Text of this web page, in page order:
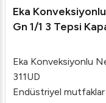
Eka
Gn 1/1 3 Tepsi
Eka Konveksiyonlu
311UD
Endüstriyel